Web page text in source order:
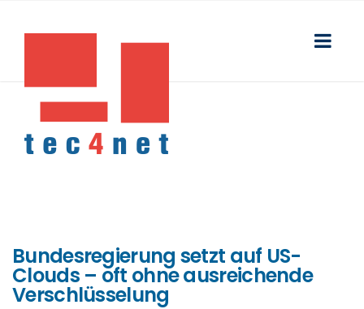
Bundesregierung setzt auf US-
Clouds – oft ohne ausreichende
Verschlüsselung